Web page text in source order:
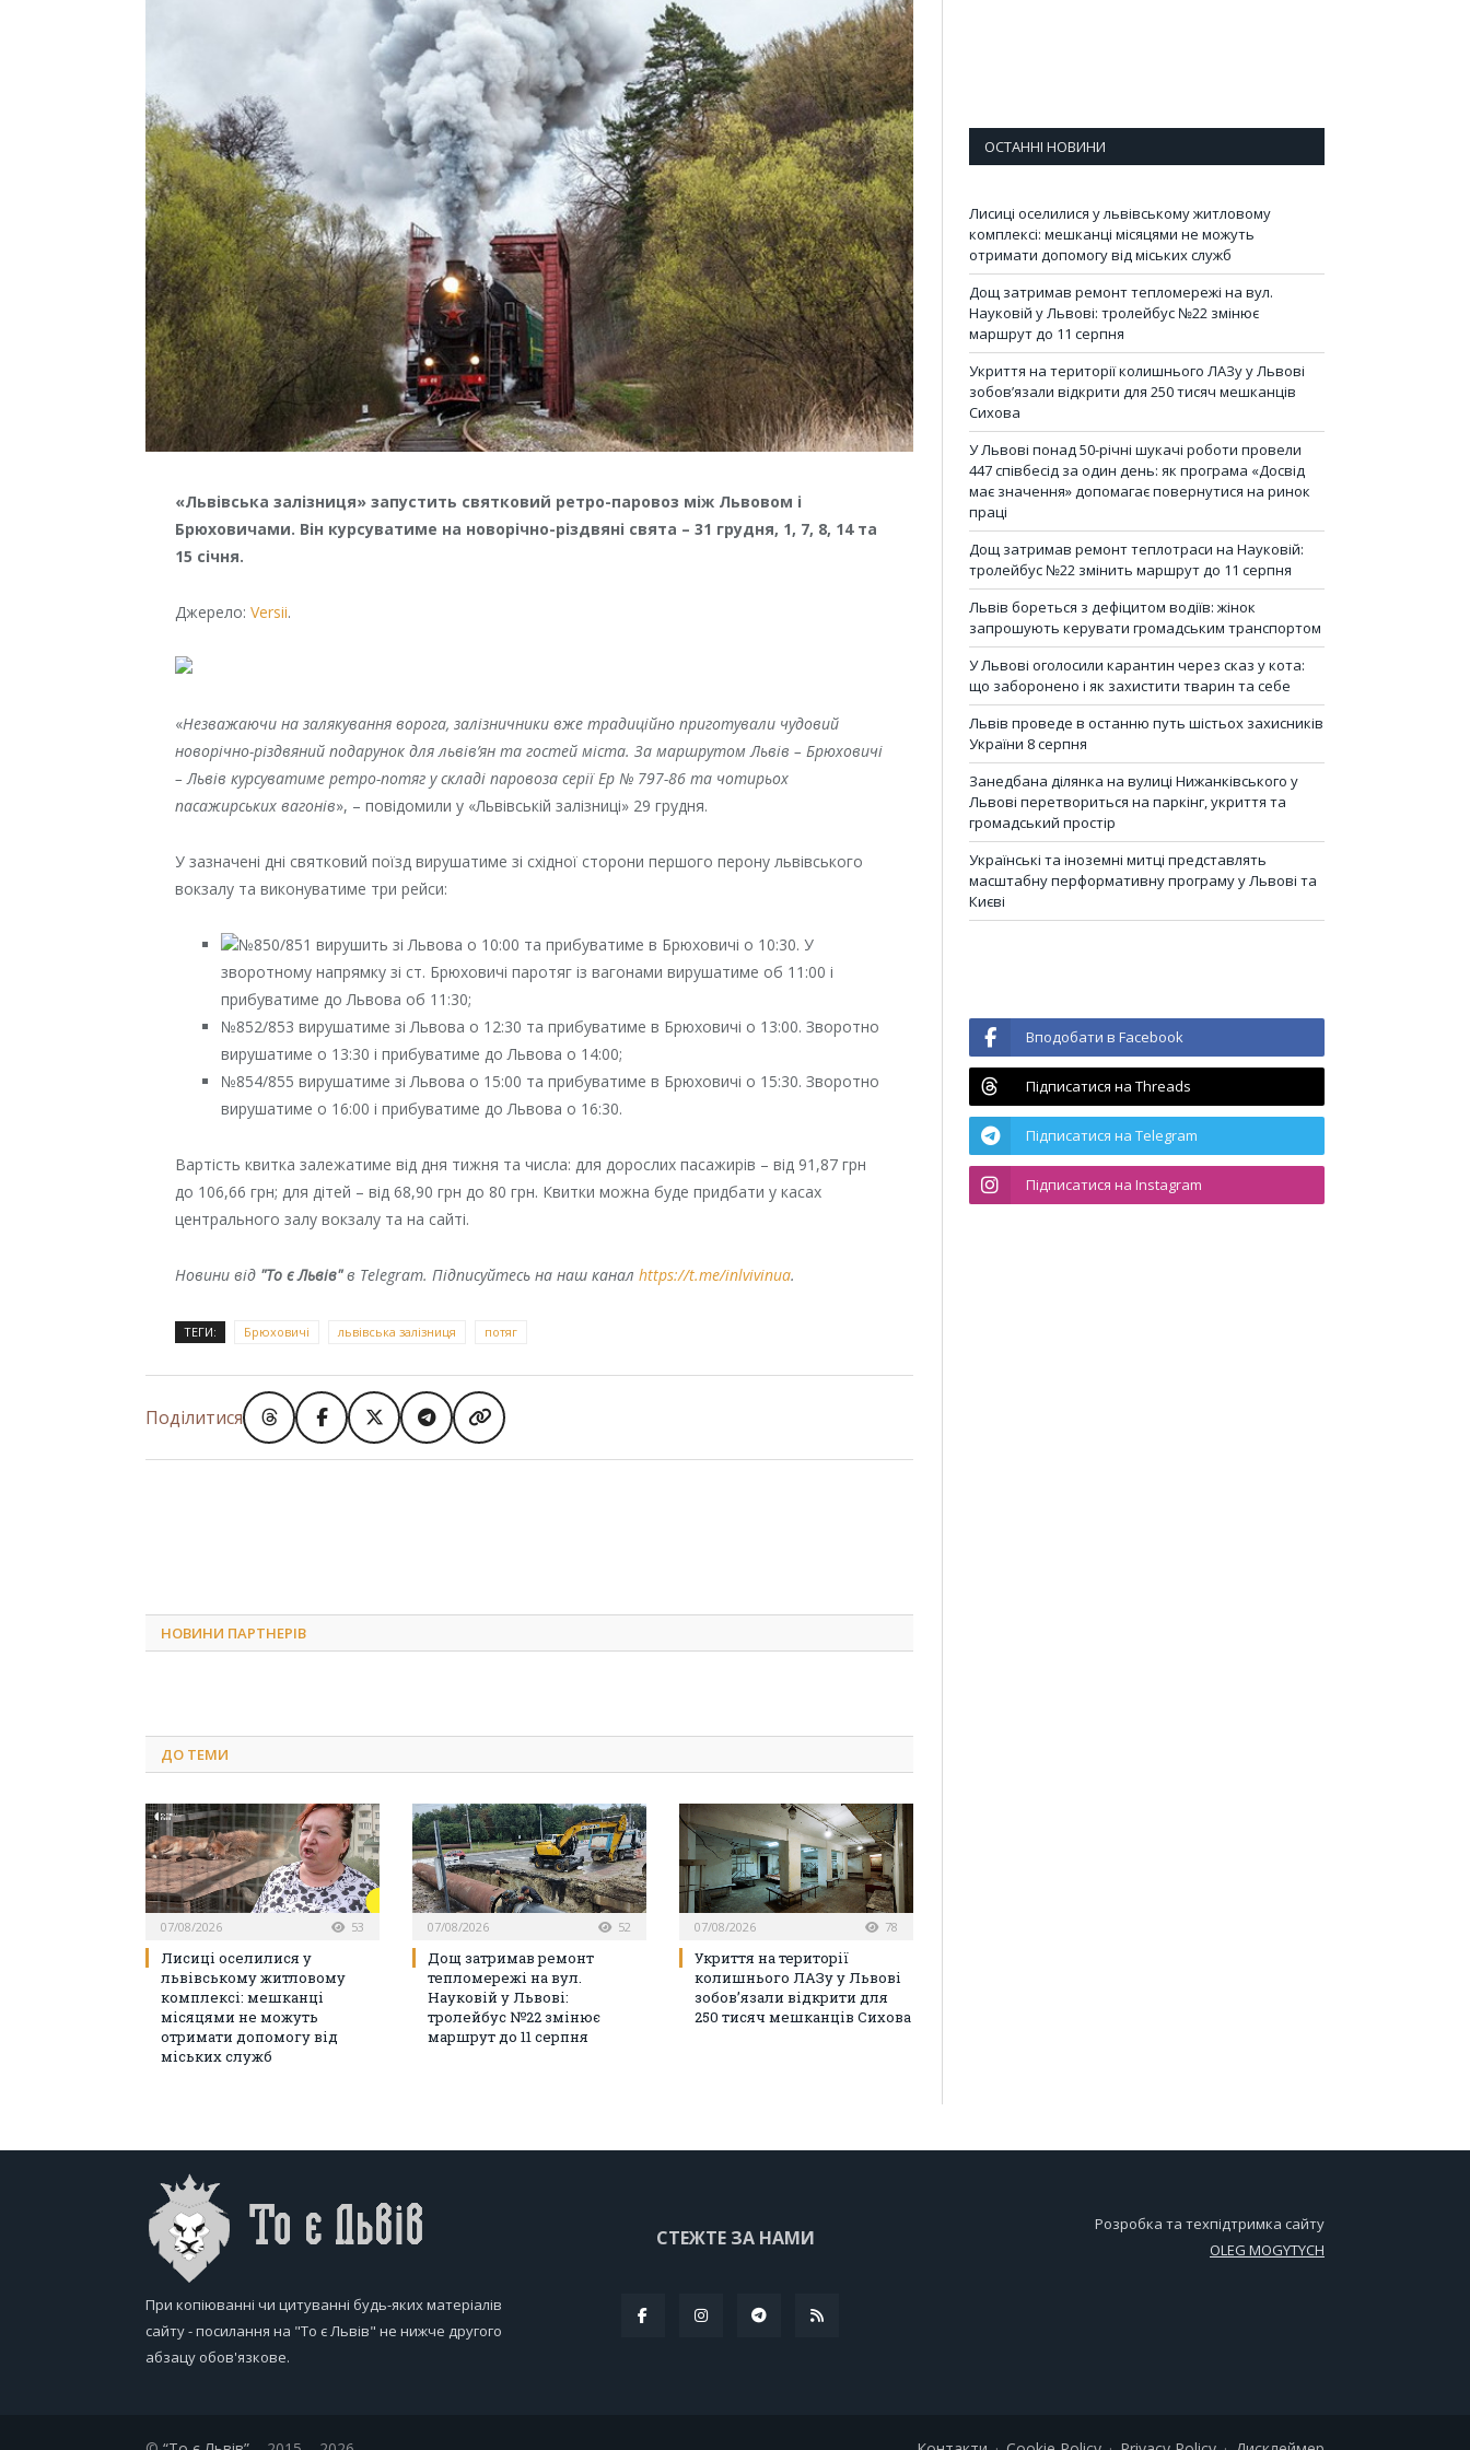
«Львівська залізниця» запустить святковий ретро-паровоз між Львовом і
Брюховичами. Він курсуватиме на новорічно-різдвяні свята – 31 грудня, 1, 7, 8, 14 та
15 січня.
Джерело:Versii.
«Незважаючи на залякування ворога, залізничники вже традиційно приготували чудовий
новорічно-різдвяний подарунок для львів’ян та гостей міста. За маршрутом Львів – Брюховичі
– Львів курсуватиме ретро-потяг у складі паровоза серії Ер № 797-86 та чотирьох
пасажирських вагонів», – повідомили у «Львівській залізниці» 29 грудня.
У зазначені дні святковий поїзд вирушатиме зі східної сторони першого перону львівського
вокзалу та виконуватиме три рейси:
№850/851 вирушить зі Львова о 10:00 та прибуватиме в Брюховичі о 10:30. У
зворотному напрямку зі ст. Брюховичі паротяг із вагонами вирушатиме об 11:00 і
прибуватиме до Львова об 11:30;
№852/853 вирушатиме зі Львова о 12:30 та прибуватиме в Брюховичі о 13:00. Зворотно
вирушатиме о 13:30 і прибуватиме до Львова о 14:00;
№854/855 вирушатиме зі Львова о 15:00 та прибуватиме в Брюховичі о 15:30. Зворотно
вирушатиме о 16:00 і прибуватиме до Львова о 16:30.
Вартість квитка залежатиме від дня тижня та числа: для дорослих пасажирів – від 91,87 грн
до 106,66 грн; для дітей – від 68,90 грн до 80 грн. Квитки можна буде придбати у касах
центрального залу вокзалу та на сайті.
Новини від "То є Львів"в Telegram. Підписуйтесь на наш каналhttps://t.me/inlvivinua.
ТЕГИ: Брюховичі львівська залізниця потяг
Поділитися
НОВИНИ ПАРТНЕРІВ
ДО ТЕМИ
07/08/2026 53
Лисиці оселилися у
львівському житловому
комплексі: мешканці
місяцями не можуть
отримати допомогу від
міських служб
07/08/2026 52
Дощ затримав ремонт
тепломережі на вул.
Науковій у Львові:
тролейбус №22 змінює
маршрут до 11 серпня
07/08/2026 78
Укриття на території
колишнього ЛАЗу у Львові
зобов’язали відкрити для
250 тисяч мешканців Сихова
ОСТАННІ НОВИНИ
Лисиці оселилися у львівському житловому
комплексі: мешканці місяцями не можуть
отримати допомогу від міських служб
Дощ затримав ремонт тепломережі на вул.
Науковій у Львові: тролейбус №22 змінює
маршрут до 11 серпня
Укриття на території колишнього ЛАЗу у Львові
зобов’язали відкрити для 250 тисяч мешканців
Сихова
У Львові понад 50-річні шукачі роботи провели
447 співбесід за один день: як програма «Досвід
має значення» допомагає повернутися на ринок
праці
Дощ затримав ремонт теплотраси на Науковій:
тролейбус №22 змінить маршрут до 11 серпня
Львів бореться з дефіцитом водіїв: жінок
запрошують керувати громадським транспортом
У Львові оголосили карантин через сказ у кота:
що заборонено і як захистити тварин та себе
Львів проведе в останню путь шістьох захисників
України 8 серпня
Занедбана ділянка на вулиці Нижанківського у
Львові перетвориться на паркінг, укриття та
громадський простір
Українські та іноземні митці представлять
масштабну перформативну програму у Львові та
Києві
Вподобати в Facebook
Підписатися на Threads
Підписатися на Telegram
Підписатися на Instagram
При копіюванні чи цитуванні будь-яких матеріалів
сайту - посилання на "То є Львів" не нижче другого
абзацу обов'язкове.
СТЕЖТЕ ЗА НАМИ
Розробка та техпідтримка сайту
OLEG MOGYTYCH